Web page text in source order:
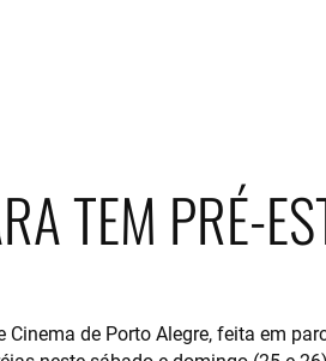
TEM PRÉ-
Cinema de Porto Alegre, feita em